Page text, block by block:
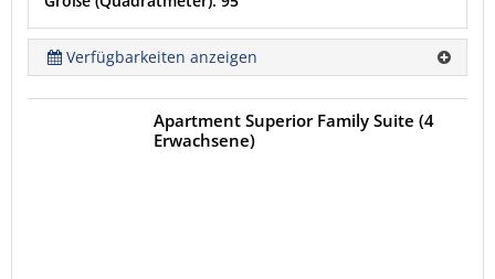
Verfügbarkeiten anzeigen
Apartment Superior Family Suite (4
Erwachsene)